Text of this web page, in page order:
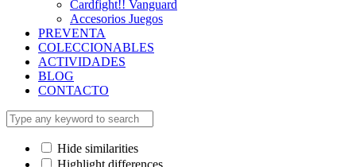
Cardfight!! Vanguard
Accesorios Juegos
PREVENTA
COLECCIONABLES
ACTIVIDADES
BLOG
CONTACTO
Hide similarities